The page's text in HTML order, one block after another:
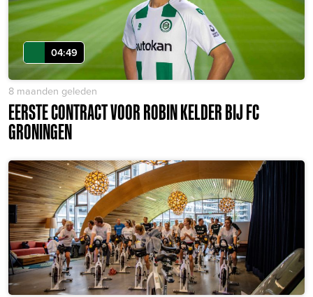
04:49
8 maanden geleden
EERSTE CONTRACT VOOR ROBIN KELDER BIJ FC
GRONINGEN